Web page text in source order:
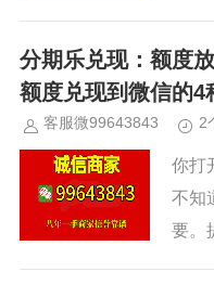
来，
里面
分期乐兑现：额度
额度兑现到微信的4
客服微99643843 2
你打
不知
要。